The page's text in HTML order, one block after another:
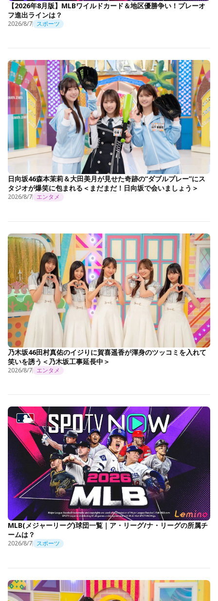
【2026年8月版】MLBワイルドカード＆地区優勝争い！プレーオ
フ進出ラインは？
2026/8/7 スポーツ
日向坂46森本茉莉＆大田美月が見せた奇跡の“ダブルプレー”にス
タジオが爆笑に包まれる＜まだまだ！日向坂で会いましょう＞
2026/8/7 エンタメ
乃木坂46田村真佑のイジりに賀喜遥香が渾身のツッコミを入れて
笑いを誘う＜乃木坂工事延長中＞
2026/8/7 エンタメ
MLB(メジャーリーグ)球団一覧｜ア・リーグ/ナ・リーグの所属チ
ームは？
2026/8/7 スポーツ